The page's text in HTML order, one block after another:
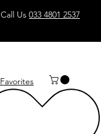
Call Us 033 4801 2537
Favorites